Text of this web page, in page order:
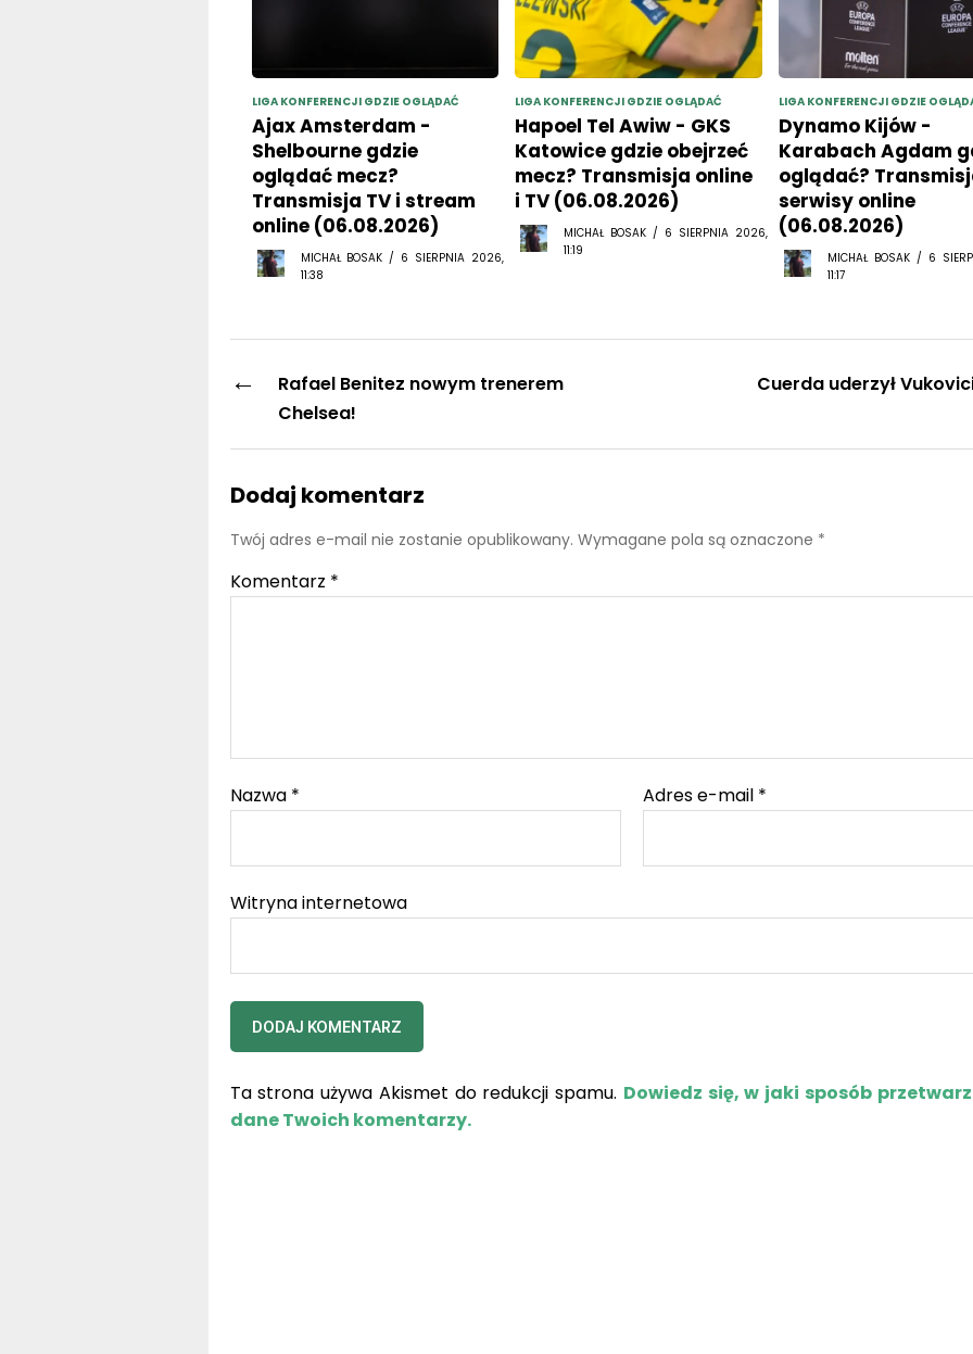
LIGA KONFERENCJI GDZIE OGLĄDAĆ
Ajax Amsterdam -
Shelbourne gdzie
oglądać mecz?
Transmisja TV i stream
online (06.08.2026)
MICHAŁ BOSAK / 6 SIERPNIA 2026,
11:38
LIGA KONFERENCJI GDZIE OGLĄDAĆ
Hapoel Tel Awiw - GKS
Katowice gdzie obejrzeć
mecz? Transmisja online
i TV (06.08.2026)
MICHAŁ BOSAK / 6 SIERPNIA 2026,
11:19
LIGA KONFERENCJI GDZIE
Dynamo Kijów -
Karabach Agdam
oglądać?
serwisy online
(06.08.2026)
MICHAŁ BOSAK / 6
11:17
←
Rafael Benitez nowym trenerem
Chelsea!
Cuerda uderzył
Dodaj komentarz
Twój adres e-mail nie zostanie opublikowany. Wymagane pola są oznaczone *
Komentarz *
Nazwa * Adres e-mail *
Witryna internetowa
Ta strona używa Akismet do redukcji spamu. Dowiedz się, w jaki sposób
dane Twoich komentarzy.